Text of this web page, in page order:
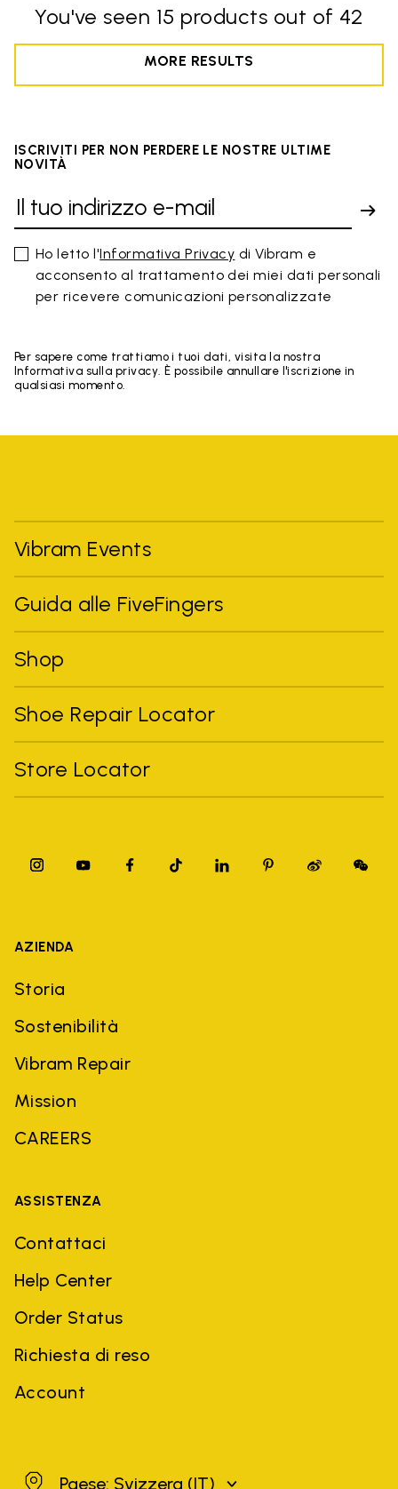
You've seen 15 products out of 42
MORE RESULTS
ISCRIVITI PER NON PERDERE LE NOSTRE ULTIME
NOVITÀ
Ho letto l'Informativa Privacy di Vibram e
acconsento al trattamento dei miei dati personali
per ricevere comunicazioni personalizzate
Per sapere come trattiamo i tuoi dati, visita la nostra
Informativa sulla privacy. È possibile annullare l'iscrizione in
qualsiasi momento.
Vibram Events
Guida alle FiveFingers
Shop
Shoe Repair Locator
Store Locator
AZIENDA
Storia
Sostenibilità
Vibram Repair
Mission
CAREERS
ASSISTENZA
Contattaci
Help Center
Order Status
Richiesta di reso
Account
SvizzeraPaese: Svizzera (IT)